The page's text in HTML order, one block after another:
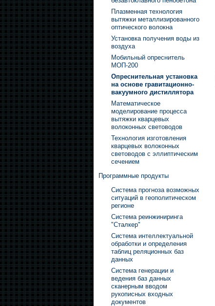
Плазменная технология
вытяжки металлизированного
оптического волокна
Установка получения воды из
воздуха
Мобильный опреснитель
МОП-200
Опреснительная установка
на основе гравитационно-
вакуумного дистиллятора
Математическое
моделирование процесса
вытяжки кварцевых
волоконных световодов
Технология изготовления
кварцевых волоконных
световодов с эллиптическим
сечением
Программные продукты
Система прогноза возможных
ситуаций в геополитическом
регионе
Система реинжиниринга
"Сталкер"
Система интеллектуальной
обработки и определения
таблиц реляционных баз
данных
Система генерации и
ведения баз данных
сканерным вводом
рукописных входных
документов